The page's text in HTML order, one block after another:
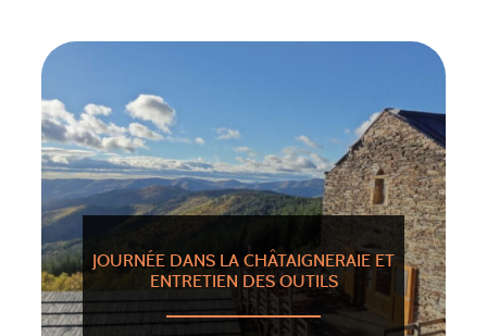
JOURNÉE DANS LA CHÂTAIGNERAIE ET
ENTRETIEN DES OUTILS